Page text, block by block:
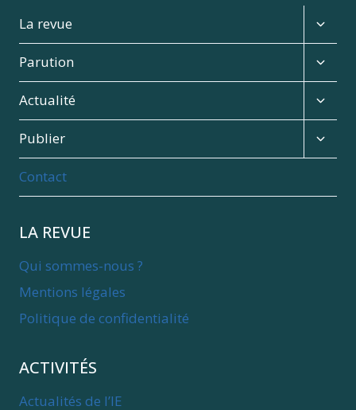
La revue
child
menu
Parution
child
menu
Actualité
child
menu
Publier
child
Contact
LA REVUE
Qui sommes-nous ?
Mentions légales
Politique de confidentialité
ACTIVITÉS
Actualités de l’IE